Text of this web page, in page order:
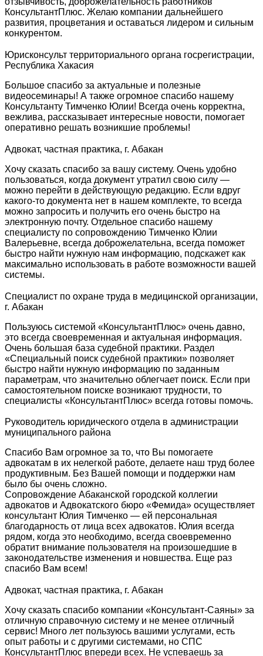
КонсультантПлюс. Желаю компании дальнейшего
развития, процветания и оставаться лидером и сильным
конкурентом.
Юрисконсульт территориального органа госрегистрации,
Республика Хакасия
Большое спасибо за актуальные и полезные
видеосеминары! А также огромное спасибо нашему
Консультанту Тимченко Юлии! Всегда очень корректна,
вежлива, рассказывает интересные новости, помогает
оперативно решать возникшие проблемы!
Адвокат, частная практика, г. Абакан
Хочу сказать спасибо за вашу систему. Очень удобно
пользоваться, когда документ утратил свою силу —
можно перейти в действующую редакцию. Если вдруг
какого-то документа нет в нашем комплекте, то всегда
можно запросить и получить его очень быстро на
электронную почту. Отдельное спасибо нашему
специалисту по сопровождению Тимченко Юлии
Валерьевне, всегда доброжелательна, всегда поможет
быстро найти нужную нам информацию, подскажет как
максимально использовать в работе возможности вашей
системы.
Специалист по охране труда в медицинской организации,
г. Абакан
Пользуюсь системой «КонсультантПлюс» очень давно,
это всегда своевременная и актуальная информация.
Очень большая база судебной практики. Раздел
«Специальный поиск судебной практики» позволяет
быстро найти нужную информацию по заданным
параметрам, что значительно облегчает поиск. Если при
самостоятельном поиске возникают трудности, то
специалисты «КонсультантПлюс» всегда готовы помочь.
Руководитель юридического отдела в администрации
муниципального района
Спасибо Вам огромное за то, что Вы помогаете
адвокатам в их нелегкой работе, делаете наш труд более
продуктивным. Без Вашей помощи и поддержки нам
было бы очень сложно.
Сопровождение Абаканской городской коллегии
адвокатов и Адвокатского бюро «Фемида» осуществляет
консультант Юлия Тимченко — ей персональная
благодарность от лица всех адвокатов. Юлия всегда
рядом, когда это необходимо, всегда своевременно
обратит внимание пользователя на произошедшие в
законодательстве изменения и новшества. Еще раз
спасибо Вам всем!
Адвокат, частная практика, г. Абакан
Хочу сказать спасибо компании «Консультант-Саяны» за
отличную справочную систему и не менее отличный
сервис! Много лет пользуюсь вашими услугами, есть
опыт работы и с другими системами, но СПС
КонсультантПлюс впереди всех. Не успеваешь за